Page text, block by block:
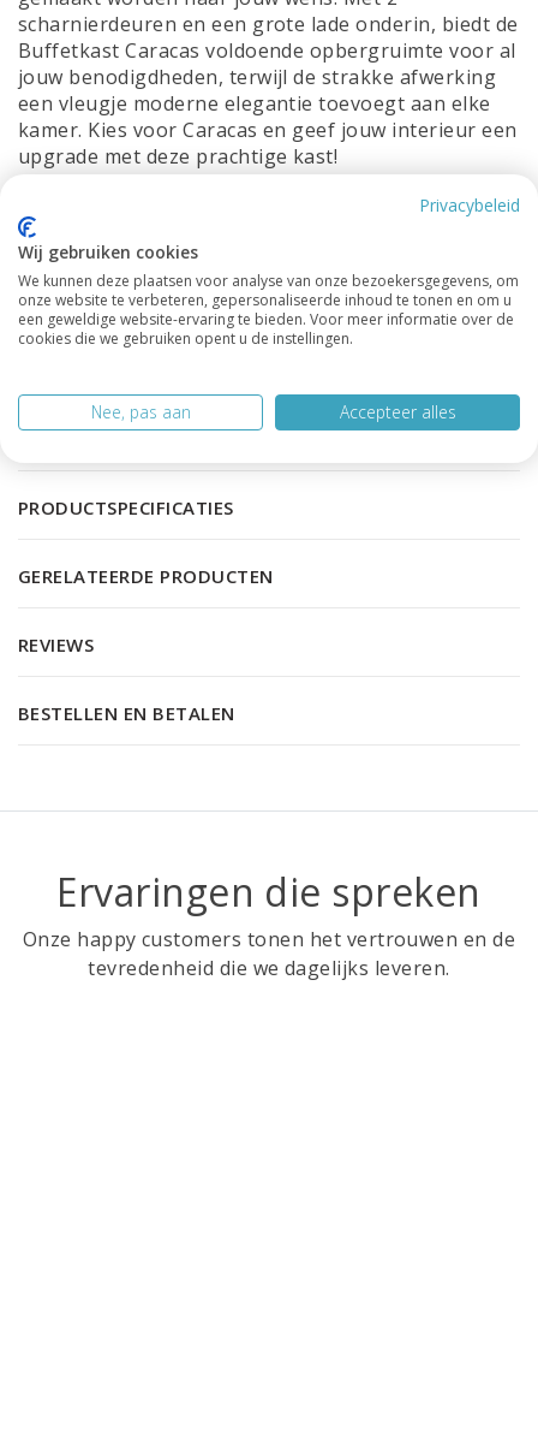
scharnierdeuren en een grote lade onderin, biedt de
Buffetkast Caracas voldoende opbergruimte voor al
jouw benodigdheden, terwijl de strakke afwerking
een vleugje moderne elegantie toevoegt aan elke
kamer. Kies voor Caracas en geef jouw interieur een
upgrade met deze prachtige kast!
Breedte: 120cm
Diepte: 45cm
Hoogte: 220cm
Neem gerust contact op met onzeklantenservice
we helpen je graag verder.
PRODUCTSPECIFICATIES
GERELATEERDE PRODUCTEN
REVIEWS
BESTELLEN EN BETALEN
Ervaringen die spreken
Onze happy customers tonen het vertrouwen en de
tevredenheid die we dagelijks leveren.
Privacybeleid
Wij gebruiken cookies
We kunnen deze plaatsen voor analyse van onze bezoekersgegevens, om
onze website te verbeteren, gepersonaliseerde inhoud te tonen en om u
een geweldige website-ervaring te bieden. Voor meer informatie over de
cookies die we gebruiken opent u de instellingen.
Nee, pas aan Accepteer alles